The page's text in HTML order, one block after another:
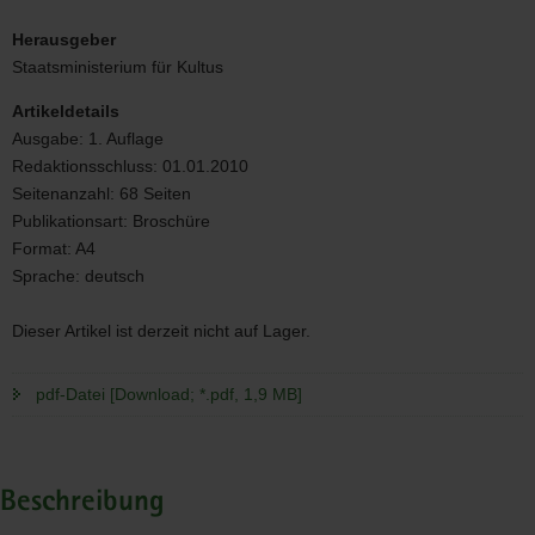
Herausgeber
Staatsministerium für Kultus
Artikeldetails
Ausgabe: 1. Auflage
Redaktionsschluss: 01.01.2010
Seitenanzahl: 68 Seiten
Publikationsart: Broschüre
Format: A4
Sprache: deutsch
Dieser Artikel ist derzeit nicht auf Lager.
pdf-Datei [Download; *.pdf, 1,9 MB]
Beschreibung